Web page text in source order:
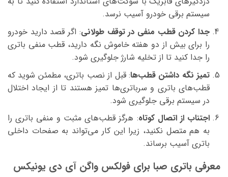
سیستم برقی خودرو آسیب نرسد.
جدا کردن قطب منفی در توقف طولانی: اگر قصد دارید خودرو
را برای بیش از دو هفته خاموش نگه دارید، قطب منفی باتری
را جدا کنید تا از تخلیه شارژ جلوگیری شود.
تمیز نگه داشتن قطب‌ها: قبل از نصب باتری، مطمئن شوید که
قطب‌های باتری و سرباتری‌ها تمیز هستند تا از ایجاد اختلال
در سیستم برقی جلوگیری شود.
اجتناب از اتصال کوتاه: هرگز قطب‌های مثبت و منفی باتری را
به هم متصل نکنید، زیرا این کار می‌تواند به صفحات داخلی
باتری آسیب برساند.
معرفی باتری صبا برای فولکس واگن آی دی یونیکس